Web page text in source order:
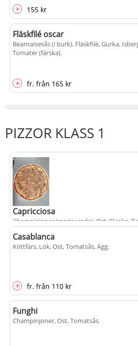
+ 155 kr
Fläskfilé oscar
Bearnaisesås (i burk), Fläskfilé, Gurka,
Tomater (färska).
+ fr. från 165 kr
PIZZOR KLASS 1
Capricciosa
Champinjoner (marinerade), Ost, Skinka,
Casablanca
Köttfärs, Lök, Ost, Tomatsås, Ägg.
+ fr. från 110 kr
Funghi
Champinjoner, Ost, Tomatsås.